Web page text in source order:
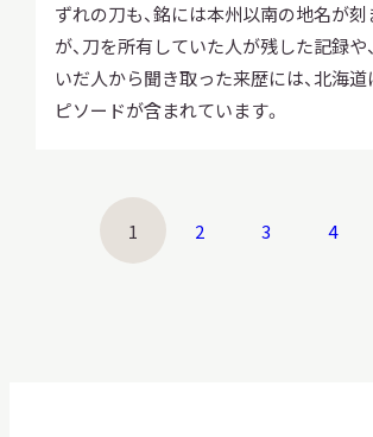
ずれの刀も、銘には本州以南の地名が
が、刀を所有していた人が残した記録や
いだ人から聞き取った来歴には、北海
ピソードが含まれています。
1 2 3 4